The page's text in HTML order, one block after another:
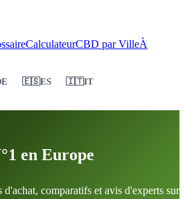
CalculateurCBD par VilleÀ
🇪🇸ES 🇮🇹IT
en Europe
comparatifs et avis d'experts sur